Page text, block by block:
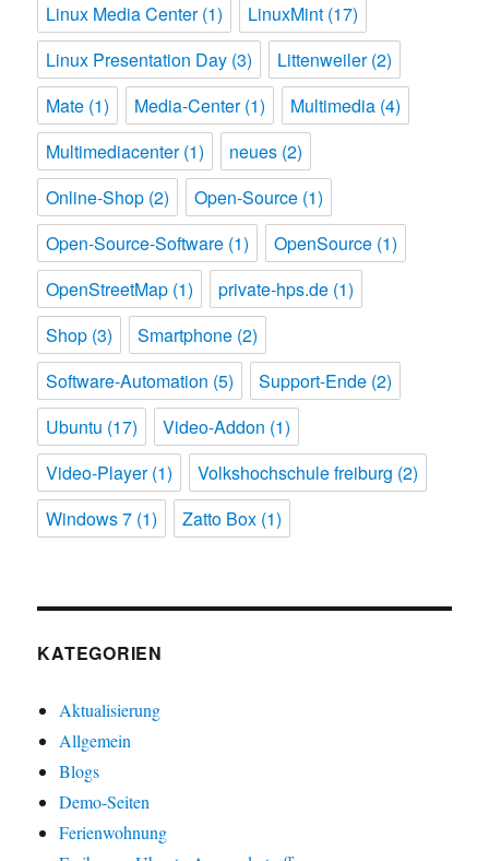
Linux Media Center(1) LinuxMint (17)
Linux Presentation Day (3) Littenweiler(2)
Mate (1) Media-Center(1) Multimedia (4)
Multimediacenter(1) neues (2)
Online-Shop (2) Open-Source (1)
Open-Source-Software (1) OpenSource (1)
OpenStreetMap (1) private-hps.de (1)
Shop (3) Smartphone (2)
Software-Automation (5) Support-Ende (2)
Ubuntu (17) Video-Addon (1)
Video-Player(1) Volkshochschule freiburg (2)
Windows 7 (1) Zatto Box (1)
KATEGORIEN
Aktualisierung
Allgemein
Blogs
Demo-Seiten
Ferienwohnung